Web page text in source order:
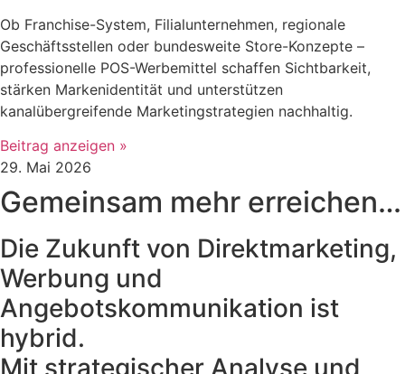
Ob Franchise-System, Filialunternehmen, regionale
Geschäftsstellen oder bundesweite Store-Konzepte –
professionelle POS-Werbemittel schaffen Sichtbarkeit,
stärken Markenidentität und unterstützen
kanalübergreifende Marketingstrategien nachhaltig.
Beitrag anzeigen »
29. Mai 2026
Gemeinsam mehr erreichen…
Die Zukunft von Direktmarketing,
Werbung und
Angebotskommunikation ist
hybrid.